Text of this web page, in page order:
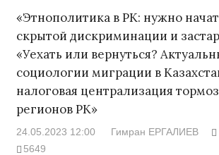
«Этнополитика в РК: нужно
скрытой дискриминации и
«Уехать или вернуться?
социологии миграции в
налоговая централизация
регионов РК»
24.05.2023 12:00 Гимран ЕРГАЛИЕВ
5649